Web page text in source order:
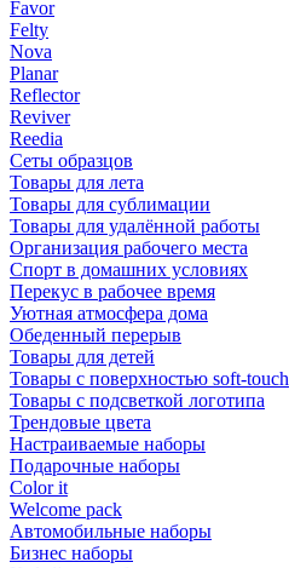
Favor
Felty
Nova
Planar
Reflector
Reviver
Reedia
Сеты образцов
Товары для лета
Товары для сублимации
Товары для удалённой работы
Организация рабочего места
Спорт в домашних условиях
Перекус в рабочее время
Уютная атмосфера дома
Обеденный перерыв
Товары для детей
Товары с поверхностью soft-touch
Товары с подсветкой логотипа
Трендовые цвета
Настраиваемые наборы
Подарочные наборы
Color it
Welcome pack
Автомобильные наборы
Бизнес наборы